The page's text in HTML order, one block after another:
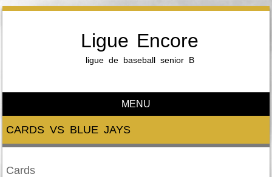
Ligue Encore
ligue de baseball senior B
MENU
Skip to content
CARDS VS BLUE JAYS
Cards